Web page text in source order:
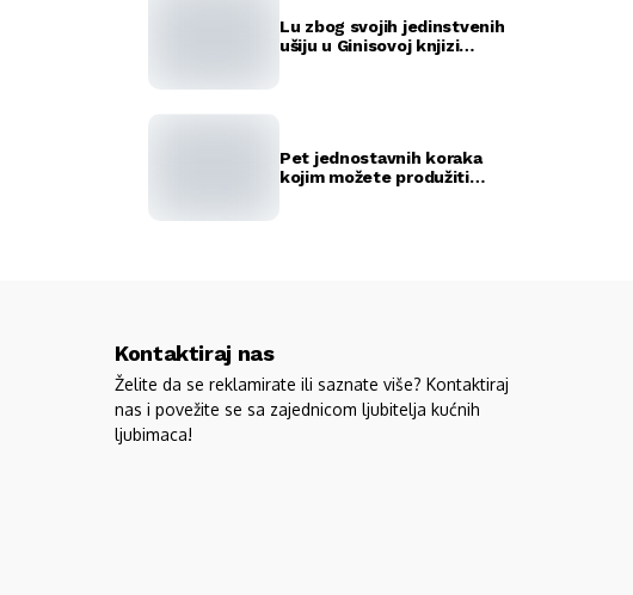
Lu zbog svojih jedinstvenih
ušiju u Ginisovoj knjizi
Pet jednostavnih koraka
kojim možete produžiti
Kontaktiraj nas
Želite da se reklamirate ili saznate više? Kontaktiraj
nas i povežite se sa zajednicom ljubitelja kućnih
ljubimaca!